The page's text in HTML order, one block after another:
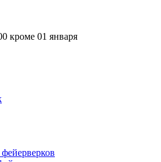
кроме 01 января